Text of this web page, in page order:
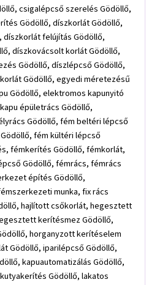
csigalépcső szerelés Gödöllő,
Gödöllő, díszkorlát Gödöllő,
felújítás Gödöllő,
díszkovácsolt korlát Gödöllő,
Gödöllő, díszlépcső Gödöllő,
Gödöllő, egyedi méretezésű
Gödöllő, elektromos kapunyitó
épületrács Gödöllő,
Gödöllő, fém beltéri lépcső
fém kültéri lépcső
fémkerítés Gödöllő, fémkorlát,
Gödöllő, fémrács, fémrács
építés Gödöllő,
munka, fix rács
hajlított csőkorlát, hegesztett
kerítésmez Gödöllő,
horganyzott kerítéselem
Gödöllő, iparilépcső Gödöllő,
kapuautomatizálás Gödöllő,
Gödöllő, lakatos